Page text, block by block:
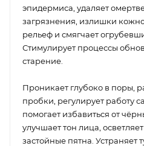
эпидермиса, удаляет
загрязнения, излишки
рельеф и смягчает
Стимулирует процессы
старение.
Проникает глубоко в поры,
пробки, регулирует работу
помогает избавиться от
улучшает тон лица,
застойные пятна. Устраняет